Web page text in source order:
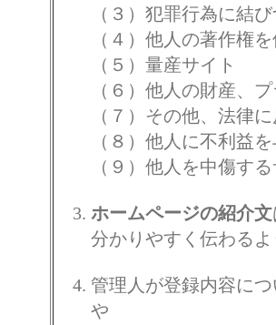
（３）犯罪行為に結
（４）他人の著作権
（５）量産サイト
（６）他人の財産、
（７）その他、法律
（８）他人に不利益
（９）他人を中傷す
ホームページの紹介文
分かりやすく伝わる
管理人が登録内容に
や